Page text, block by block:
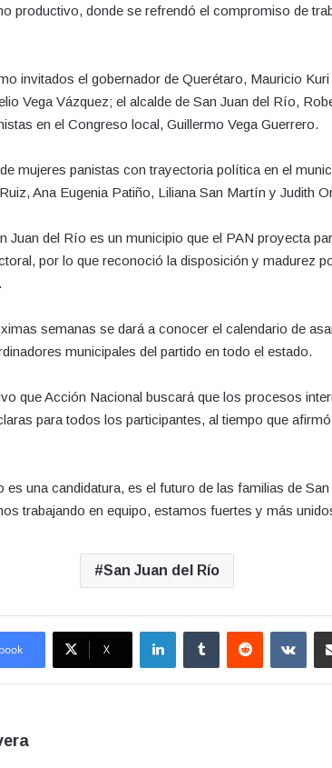
productivo, donde se refrendó el compromiso de
invitados el gobernador de Querétaro, Mauricio
Vega Vázquez; el alcalde de San Juan del Río,
en el Congreso local, Guillermo Vega Guerrero.
mujeres panistas con trayectoria política en el
Ana Eugenia Patiño, Liliana San Martín y Judith
Juan del Río es un municipio que el PAN proyecta
por lo que reconoció la disposición y madurez
semanas se dará a conocer el calendario de
municipales del partido en todo el estado.
que Acción Nacional buscará que los procesos
para todos los participantes, al tiempo que
es una candidatura, es el futuro de las familias de
trabajando en equipo, estamos fuertes y más
San Juan del Río
X
LinkedInTumblr Reddit